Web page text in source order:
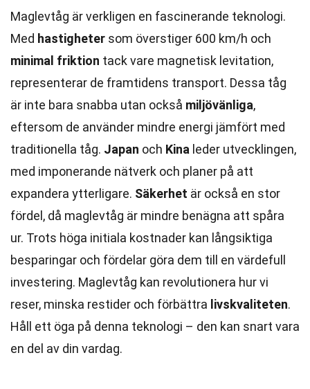
Maglevtåg är verkligen en fascinerande teknologi.
Med hastigheter som överstiger 600 km/h och
minimal friktion tack vare magnetisk levitation,
representerar de framtidens transport. Dessa tåg
är inte bara snabba utan också miljövänliga,
eftersom de använder mindre energi jämfört med
traditionella tåg. Japan och Kina leder utvecklingen,
med imponerande nätverk och planer på att
expandera ytterligare. Säkerhet är också en stor
fördel, då maglevtåg är mindre benägna att spåra
ur. Trots höga initiala kostnader kan långsiktiga
besparingar och fördelar göra dem till en värdefull
investering. Maglevtåg kan revolutionera hur vi
reser, minska restider och förbättra livskvaliteten.
Håll ett öga på denna teknologi – den kan snart vara
en del av din vardag.